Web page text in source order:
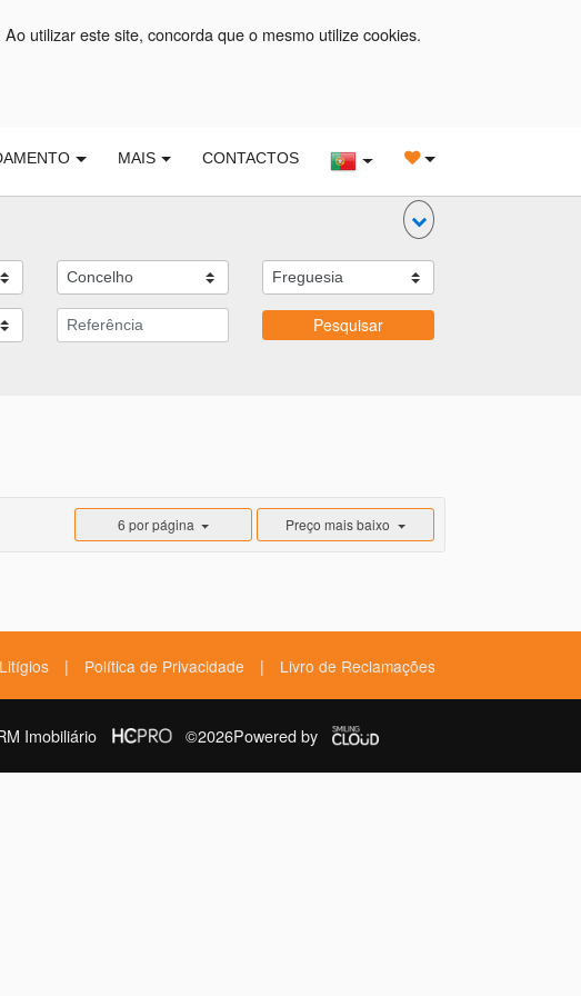
utilizar este site, concorda que o mesmo utilize cookies.
MAIS CONTACTOS
Pesquisar
6 por página Preço mais baixo
| Política de Privacidade | Livro de Reclamações
Imobiliário ©2026Powered by